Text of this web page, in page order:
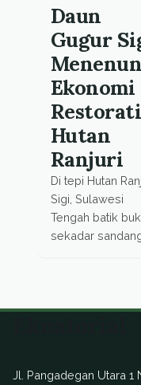
Daun
Gugur
Menenun
Ekonomi
Hutan
Ranjuri
Di tepi Hutan
Sigi, Sulawesi
Tengah batik
sekadar
ekosistem
Jl. Pangadegan Utara 1